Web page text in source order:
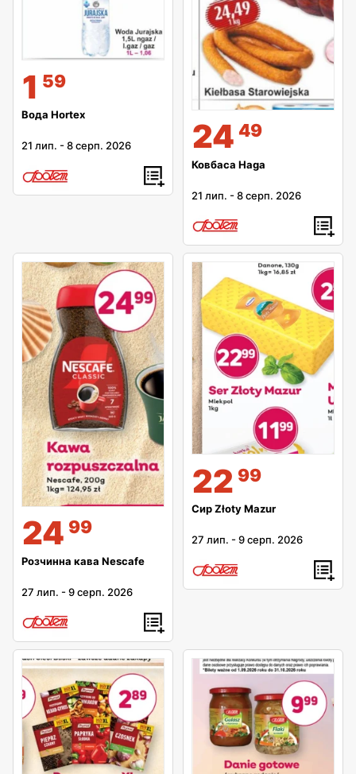
1 59
Вода Hortex
21 лип. -8 серп. 2026 24 49
Ковбаса Haga
21 лип. -8 серп. 2026
24 99
Розчинна кава Nescafe
27 лип. -9 серп. 2026
22 99
Сир Złoty Mazur
27 лип. -9 серп. 2026